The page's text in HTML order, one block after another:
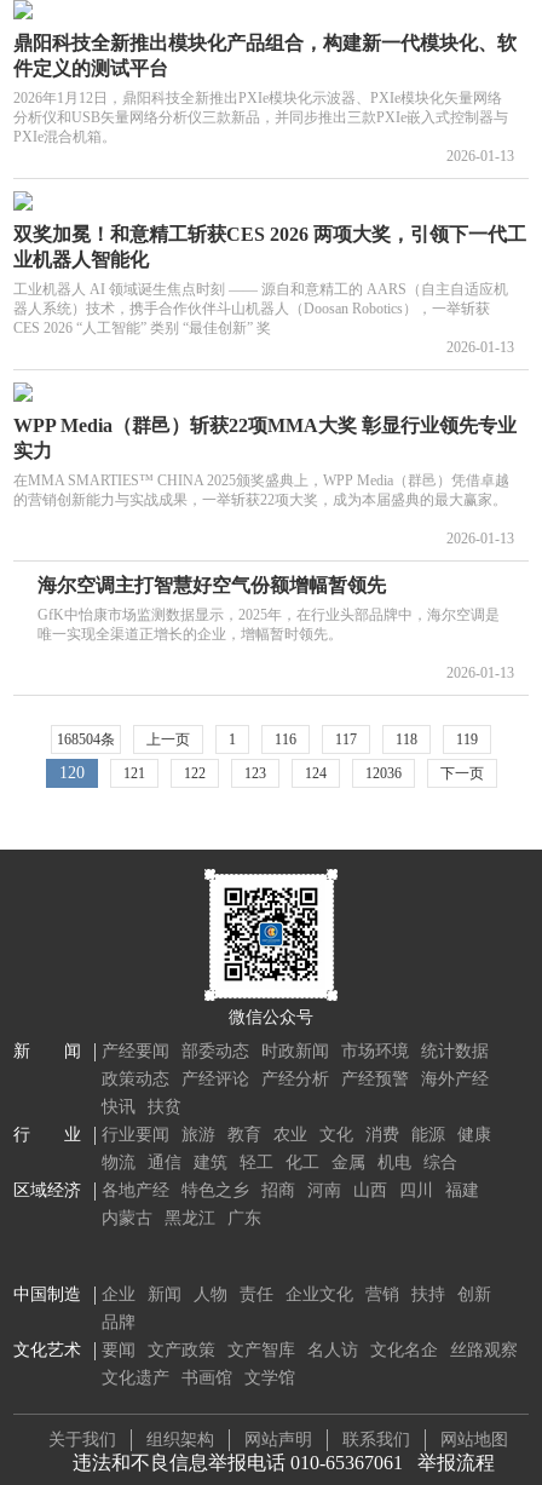
鼎阳科技全新推出模块化产品组合，构建新一代模块化、软
件定义的测试平台
2026年1月12日，鼎阳科技全新推出PXIe模块化示波器、PXIe模块化矢量网络
分析仪和USB矢量网络分析仪三款新品，并同步推出三款PXIe嵌入式控制器与
PXIe混合机箱。
2026-01-13
双奖加冕！和意精工斩获CES 2026 两项大奖，引领下一代工
业机器人智能化
工业机器人 AI 领域诞生焦点时刻 —— 源自和意精工的 AARS（自主自适应机
器人系统）技术，携手合作伙伴斗山机器人（Doosan Robotics），一举斩获
CES 2026 “人工智能” 类别 “最佳创新” 奖
2026-01-13
WPP Media（群邑）斩获22项MMA大奖 彰显行业领先专业
实力
在MMA SMARTIES™ CHINA 2025颁奖盛典上，WPP Media（群邑）凭借卓越
的营销创新能力与实战成果，一举斩获22项大奖，成为本届盛典的最大赢家。
2026-01-13
海尔空调主打智慧好空气份额增幅暂领先
GfK中怡康市场监测数据显示，2025年，在行业头部品牌中，海尔空调是
唯一实现全渠道正增长的企业，增幅暂时领先。
2026-01-13
168504条 上一页 1 116 117 118 119
120 121 122 123 124 12036 下一页
微信公众号
新 闻
产经要闻 部委动态 时政新闻 市场环境
统计数据
政策动态
产经评论 产经分析 产经预警
海外产经
快讯
扶贫
行 业
行业要闻 旅游 教育 农业 文化 消费 能源
健康
物流
通信 建筑 轻工 化工 金属 机电
综合
区域经济
各地产经 特色之乡 招商 河南 山西 四川
福建
内蒙古
黑龙江 广东
中国制造 企业 新闻 人物 责任 企业文化 营销 扶持
创新
品牌
文化艺术
要闻 文产政策 文产智库 名人访 文化名企
丝路观察
文化遗产
书画馆 文学馆
关于我们 组织架构 网站声明 联系我们 网站地图
违法和不良信息举报电话 010-65367061 举报流程